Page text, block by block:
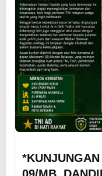
09/MB,